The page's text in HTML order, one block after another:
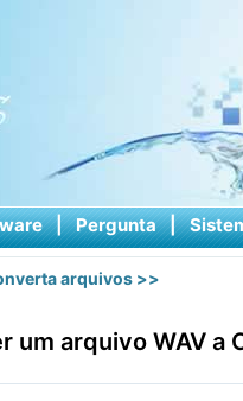
| Pergunta |
arquivos >>
um arquivo WAV a